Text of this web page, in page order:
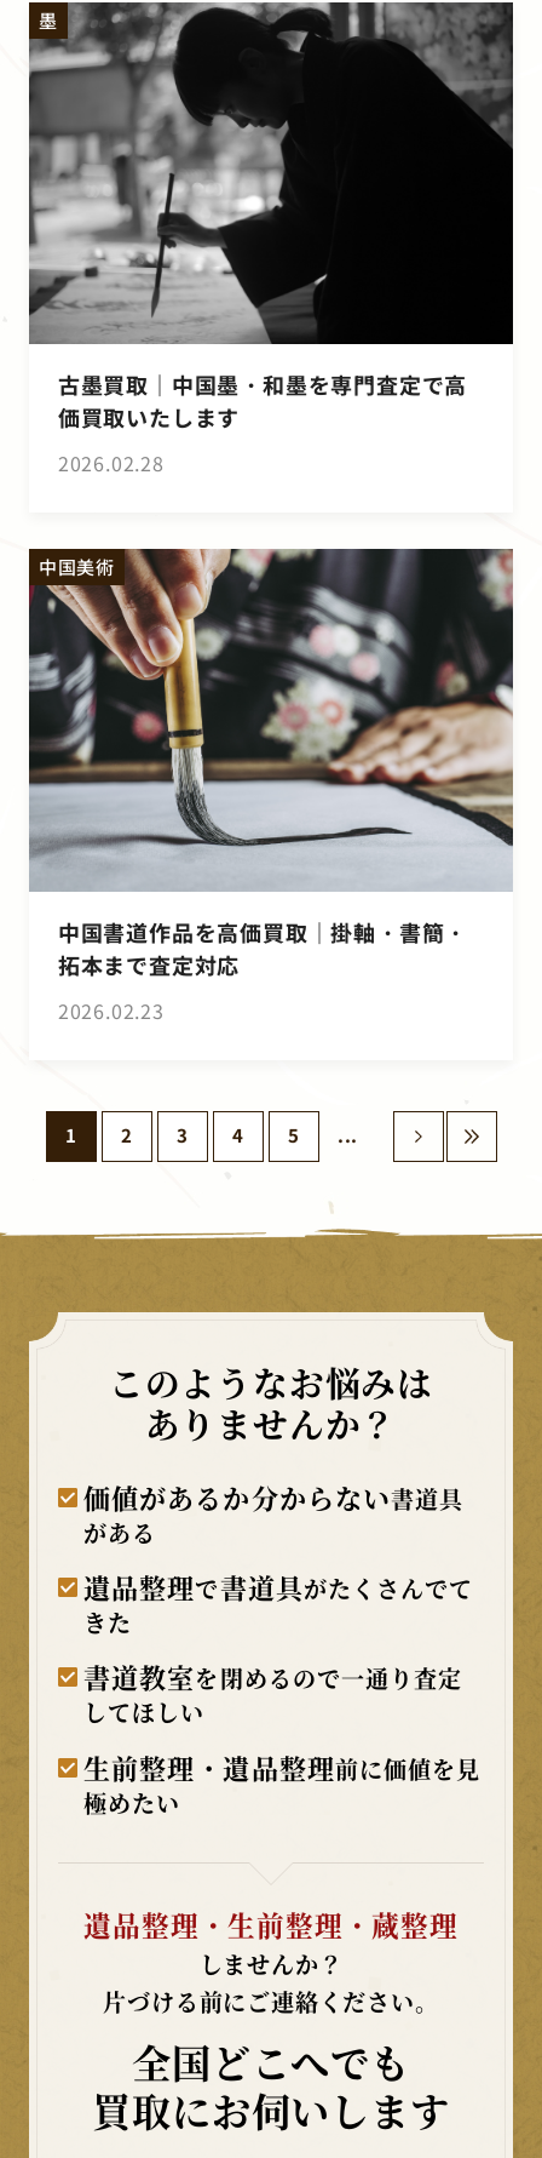
墨
古墨買取｜中国墨・和墨を専門査定で高
価買取いたします
2026.02.28
中国美術
中国書道作品を高価買取｜掛軸・書簡・
拓本まで査定対応
2026.02.23
1 2 3 4 5 ... » »
このようなお悩みは
ありませんか？
価値があるか分からない書道具
がある
遺品整理で書道具がたくさんでて
きた
書道教室を閉めるので一通り査定
してほしい
生前整理・遺品整理前に価値を見
極めたい
遺品整理・生前整理・蔵整理
しませんか？
片づける前にご連絡ください。
全国どこへでも
買取にお伺いします